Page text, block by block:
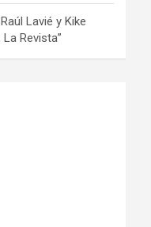
Lavié y Kike
Revista”